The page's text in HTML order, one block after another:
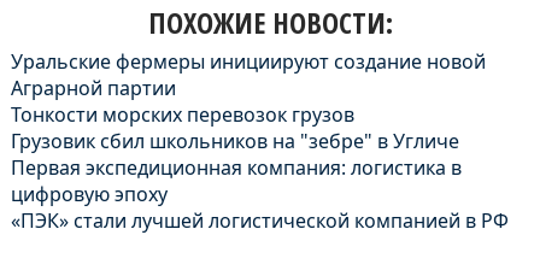
ПОХОЖИЕ НОВОСТИ:
Уральские фермеры инициируют создание новой
Аграрной партии
Тонкости морских перевозок грузов
Грузовик сбил школьников на "зебре" в Угличе
Первая экспедиционная компания: логистика в
цифровую эпоху
«ПЭК» стали лучшей логистической компанией в РФ